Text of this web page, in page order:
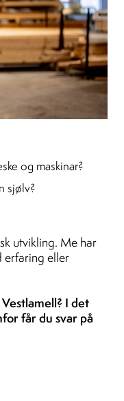
og maskinar?
sjølv?
utvikling. Me har
erfaring eller
I det
får du svar på